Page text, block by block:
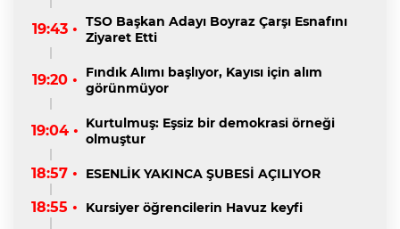
19:43 • TSO Başkan Adayı Boyraz Çarşı Esnafını
Ziyaret Etti
19:20 •
Fındık Alımı başlıyor, Kayısı için alım
görünmüyor
19:04 • Kurtulmuş: Eşsiz bir demokrasi örneği
olmuştur
18:57 • ESENLİK YAKINCA ŞUBESİ AÇILIYOR
18:55 • Kursiyer öğrencilerin Havuz keyfi